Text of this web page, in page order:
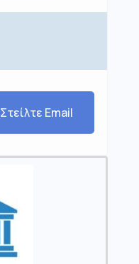
Στείλτε Email